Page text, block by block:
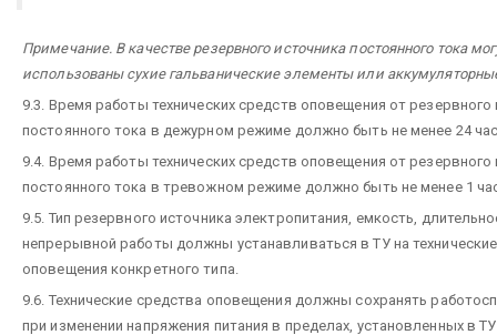
Примечание. В качестве резервного источника постоянного тока
использованы сухие гальванические элементы или
9.3. Время работы технических средств оповещения от резервного
постоянного тока в дежурном режиме должно быть не менее 24
9.4. Время работы технических средств оповещения от резервного
постоянного тока в тревожном режиме должно быть не менее 1
9.5. Тип резервного источника электропитания, емкость,
непрерывной работы должны устанавливаться в ТУ на
оповещения конкретного типа.
9.6. Технические средства оповещения должны сохранять
при изменении напряжения питания в пределах, установленных в